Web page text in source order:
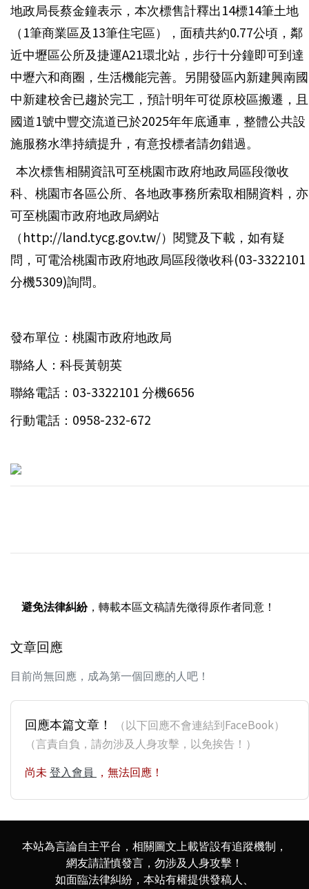
地政局長蔡金鐘表示，本次標售計釋出14標14筆土地
（1筆商業區及13筆住宅區），面積共約0.77公頃，鄰
近中壢區公所及捷運A21環北站，步行十分鐘即可到達
中壢六和商圈，生活機能完善。另開發區內新建興南國
中新建校舍已趨於完工，預計明年可從原校區搬遷，且
國道1號中豐交流道已於2025年年底通車，整體公共設
施服務水準持續提升，有意投標者請勿錯過。
本次標售相關資訊可至桃園市政府地政局區段徵收
科、桃園市各區公所、各地政事務所索取相關資料，亦
可至桃園市政府地政局網站
（http://land.tycg.gov.tw/）閱覽及下載，如有疑
問，可電洽桃園市政府地政局區段徵收科(03-3322101
分機5309)詢問。
發布單位：桃園市政府地政局
聯絡人：科長黃朝英
聯絡電話：03-3322101 分機6656
行動電話：0958-232-672
避免法律糾紛，轉載本區文稿請先徵得原作者同意！
文章回應
目前尚無回應，成為第一個回應的人吧！
回應本篇文章！
（以下回應不會連結到FaceBook）
（言責自負，請勿涉及人身攻擊，以免挨告！）
尚未 登入會員 ，無法回應！
本站為言論自主平台，相關圖文上載皆設有追蹤機制，
網友請謹慎發言，勿涉及人身攻擊！
如面臨法律糾紛，本站有權提供發稿人、